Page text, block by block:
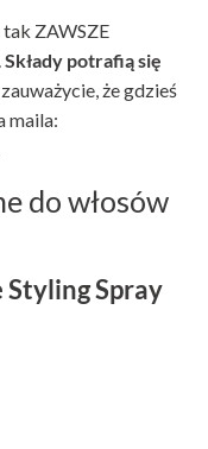
tak ZAWSZE
Składy potrafią się
że gdzieś
maila:
do włosów
Styling Spray